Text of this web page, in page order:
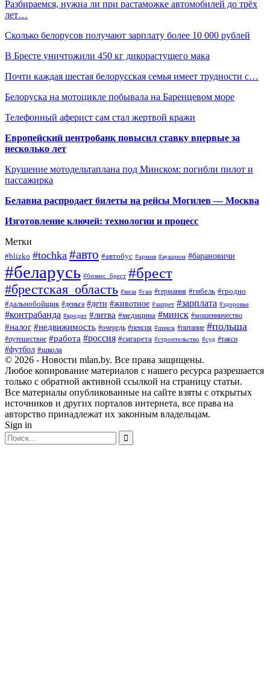
Разбираемся, нужна ли при растаможке автомобилей до трёх
лет…
Сколько белорусов получают зарплату более 10 000 рублей
В Бресте уничтожили 450 кг дикорастущего мака
Почти каждая шестая белорусская семья имеет трудности с…
Белоруска на мотоцикле побывала на Баренцевом море
Телефонный аферист сам стал жертвой кражи
Европейский центробанк повысил ставку впервые за
несколько лет
Крушение мотодельтаплана под Минском: погибли пилот и
пассажирка
Белавиа распродает билеты на рейсы Могилев — Москва
Изготовление ключей: технологии и процесс
Метки
#blizko #tochka #авто #автобус #армия #аукцион #барановичи
#беларусь #бизнес_брест #брест
#брестская_область #виза #гаи #германия #гибель #гродно
#дальнобойщик #деньга #дети #животное #запрет #зарплата #здоровье
#контрабанда #кредит #литва #медицина #минск #мошенничество
#налог #недвижимость #очередь #пенсия #пинск #питание #польша
#путешествие #работа #россия #сигарета #строительство #суд #такси
#футбол #школа
© 2026 - Новости mlan.by. Все права защищены.
Любое копирование материалов с нашего ресурса разрешается
только с обратной активной ссылкой на страницу статьи.
Все материалы опубликованные на сайте взяты с открытых
источников и других порталов интернета, все права на
авторство принадлежат их законным владельцам.
Sign in